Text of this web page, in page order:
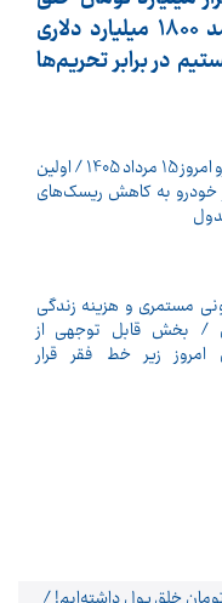
پول داشته‌ایم! / با یک‌سوم درآمد 1800 میلیارد دلاری
در برابر تحریم‌ها
قیمت خودرو امروز 15 مرداد 1405 / اولین
خودرو به کاهش ریسک‌های
مستمری و هزینه زندگی
/ بخش قابل توجهی از
امروز زیر خط فقر قرار